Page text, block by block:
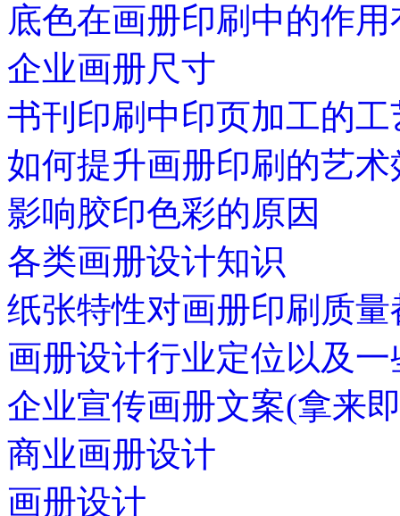
底色在画册印刷中的作
企业画册尺寸
书刊印刷中印页加工的工
如何提升画册印刷的艺术
影响胶印色彩的原因
各类画册设计知识
纸张特性对画册印刷质
画册设计行业定位以及
企业宣传画册文案(拿来
商业画册设计
画册设计